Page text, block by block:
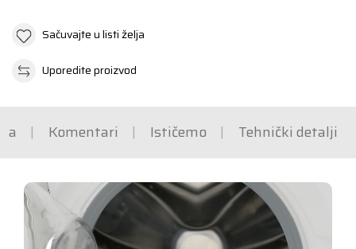
Sačuvajte u listi želja
Uporedite proizvod
Komentari Ističemo Tehnički detalji